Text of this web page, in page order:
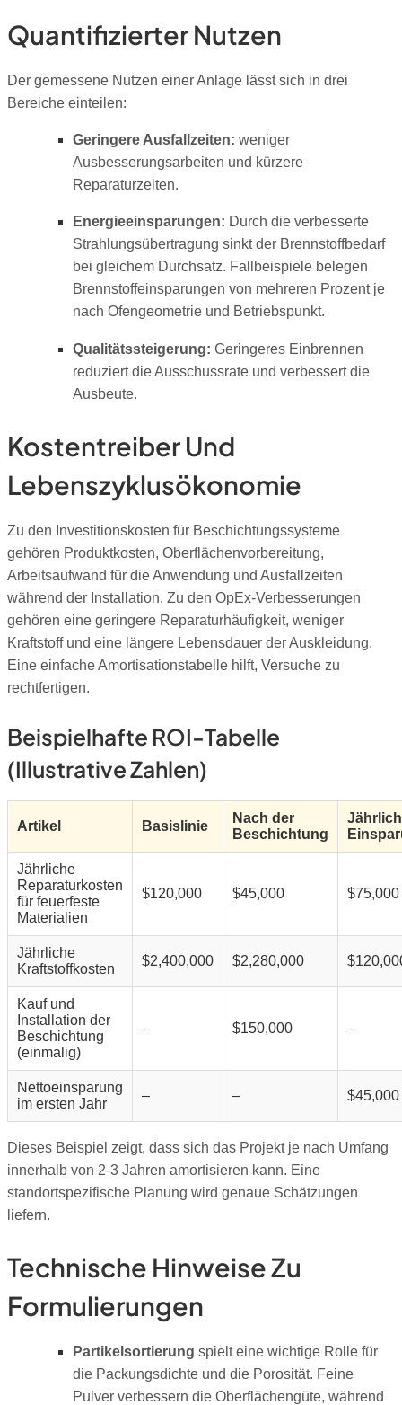
Quantifizierter Nutzen
Der gemessene Nutzen einer Anlage lässt sich in drei
Bereiche einteilen:
Geringere Ausfallzeiten: weniger
Ausbesserungsarbeiten und kürzere
Reparaturzeiten.
Energieeinsparungen: Durch die verbesserte
Strahlungsübertragung sinkt der Brennstoffbedarf
bei gleichem Durchsatz. Fallbeispiele belegen
Brennstoffeinsparungen von mehreren Prozent je
nach Ofengeometrie und Betriebspunkt.
Qualitätssteigerung: Geringeres Einbrennen
reduziert die Ausschussrate und verbessert die
Ausbeute.
Kostentreiber Und
Lebenszyklusökonomie
Zu den Investitionskosten für Beschichtungssysteme
gehören Produktkosten, Oberflächenvorbereitung,
Arbeitsaufwand für die Anwendung und Ausfallzeiten
während der Installation. Zu den OpEx-Verbesserungen
gehören eine geringere Reparaturhäufigkeit, weniger
Kraftstoff und eine längere Lebensdauer der Auskleidung.
Eine einfache Amortisationstabelle hilft, Versuche zu
rechtfertigen.
Beispielhafte ROI-Tabelle
(illustrative Zahlen)
Artikel Basislinie
Nach der
Beschichtung
Jährliche
Reparaturkosten
für feuerfeste
Materialien
$120,000 $45,000 $75,000
Jährliche
Kraftstoffkosten
$2,400,000 $2,280,000
Kauf und
Installation der
Beschichtung
(einmalig)
– $150,000 –
Nettoeinsparung
im ersten Jahr
– – $45,000
Dieses Beispiel zeigt, dass sich das Projekt je nach Umfang
innerhalb von 2-3 Jahren amortisieren kann. Eine
standortspezifische Planung wird genaue Schätzungen
liefern.
Technische Hinweise Zu
Formulierungen
Partikelsortierung spielt eine wichtige Rolle für
die Packungsdichte und die Porosität. Feine
Pulver verbessern die Oberflächengüte, während